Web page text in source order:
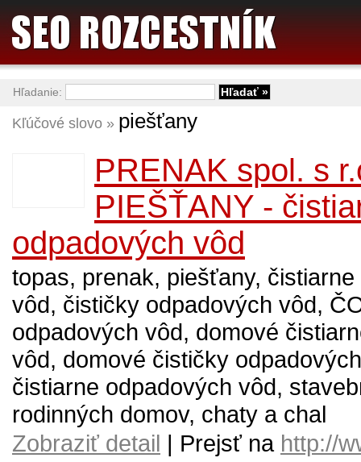
Kľúčové slovo » piešťany
PRENAK spol. s
PIEŠŤANY -
odpadových vôd
topas, prenak, piešťany,
vôd, čističky odpadových vôd,
odpadových vôd, domové
vôd, domové čističky
čistiarne odpadových vôd,
rodinných domov, chaty a chal
Zobraziť detail | Prejsť na http://
Hľadanie: